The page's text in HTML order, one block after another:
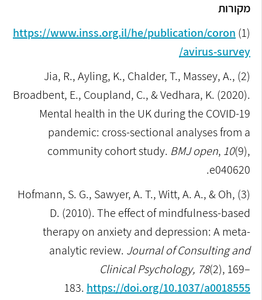
מקורות
(1)
https://www.inss.org.il/he/publication/coron
avirus-survey/
(2)
Jia, R., Ayling, K., Chalder, T., Massey, A.,
Broadbent, E., Coupland, C., & Vedhara, K. (2020).
Mental health in the UK during the COVID-19
pandemic: cross-sectional analyses from a
community cohort study. BMJ open, 10(9),
e040620.‏
(3)
Hofmann, S. G., Sawyer, A. T., Witt, A. A., & Oh,
D. (2010). The effect of mindfulness-based
therapy on anxiety and depression: A meta-
analytic review. Journal of Consulting and
Clinical Psychology, 78(2), 169–
183. https://doi.org/10.1037/a0018555